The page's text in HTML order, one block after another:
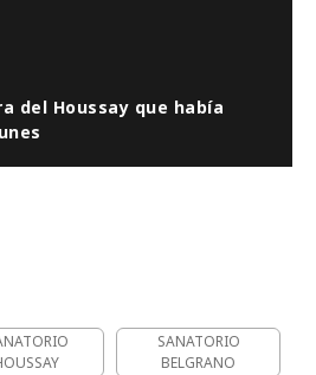
del Houssay que había
SANATORIO
BELGRANO